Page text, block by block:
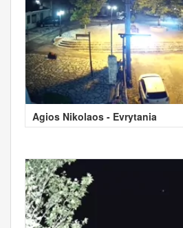
Agios Nikolaos - Evrytania